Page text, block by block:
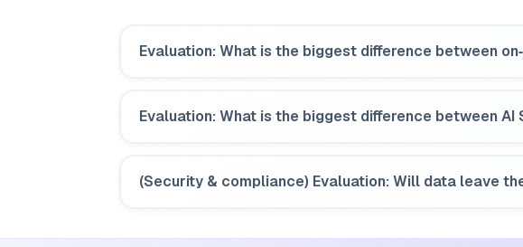
Evaluation: What is the biggest difference between
Evaluation: What is the biggest difference between
(Security & compliance) Evaluation: Will data leave